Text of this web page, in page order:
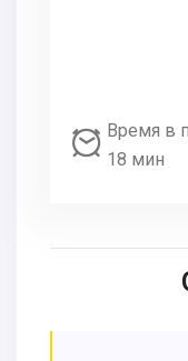
Время в
18 мин